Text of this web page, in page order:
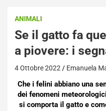
ANIMALI
Se il gatto fa
a piovere: i
4 Ottobre 2022 Emanuela
Che i felini abbiano una
dei fenomeni
si comporta il gatto e